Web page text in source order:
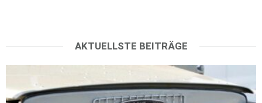
AKTUELLSTE BEITRÄGE